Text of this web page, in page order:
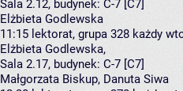
Sala 2.12, budynek: C-7 [C7]
Elżbieta Godlewska
11:15 lektorat, grupa 328 każdy
Elżbieta Godlewska,
Sala 2.17, budynek: C-7 [C7]
Małgorzata Biskup, Danuta Siwa